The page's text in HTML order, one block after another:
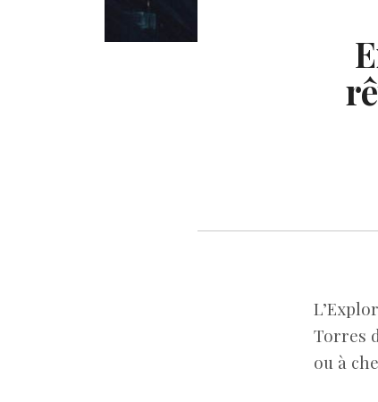
Torres
ou à